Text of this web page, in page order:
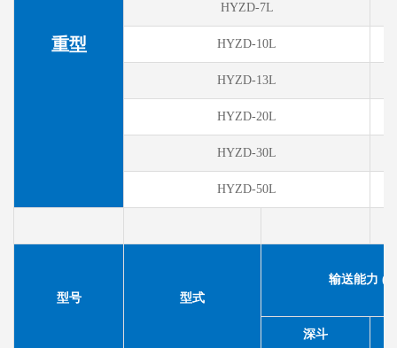
重型
HYZD-7L
HYZD-10L
HYZD-13L
HYZD-20L
HYZD-30L
HYZD-50L
型号 型式
输送能力
深斗